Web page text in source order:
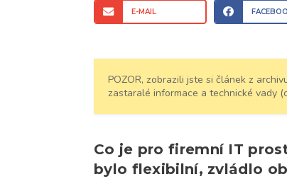
E-MAIL
POZOR, zobrazili jste si článek z
zastaralé informace a technické vady
Co je pro firemní IT
bylo flexibilní, zvládlo